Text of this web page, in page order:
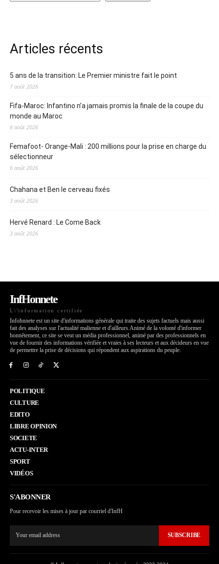
Articles récents
5 ans de la transition: Le Premier ministre fait le point
7 août 2026
Fifa-Maroc: Infantino n’a jamais promis la finale de la coupe du
monde au Maroc
6 août 2026
Femafoot- Orange-Mali : 200 millions pour la prise en charge du
sélectionneur
6 août 2026
Chahana et Ben le cerveau fixés
3 août 2026
Hervé Renard : Le Come Back
3 août 2026
InfHonnete
L\'information certifiée
Infohnnete est un site d'informations générale qui traite des sujets factuels mais aussi
fait des analyses sur l'actualité malienne et d'ailleurs.Animé de la volonté d'informer
honnêtement, ce site se veut un média professionnel, animé par des professionnels en
vue de fournir des informations vérifiée et vraies à ses lecteurs et aux décideurs en vue
de permettre la prise de décisions qui répondent aux aspirations du peuple.
POLITIQUE
CULTURE
EDITO
LIBRE OPINION
SOCIETE
ACTU-INTER
SPORT
VIDÉOS
S'ABONNER
Pour recevoir les mises à jour par courriel d'InfH
SUBSCRIBE